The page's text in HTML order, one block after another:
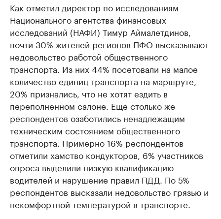
Как отметил директор по исследованиям
Национального агентства финансовых
исследований (НАФИ) Тимур Аймалетдинов,
почти 30% жителей регионов ПФО высказывают
недовольство работой общественного
транспорта. Из них 44% посетовали на малое
количество единиц транспорта на маршруте,
20% признались, что не хотят ездить в
переполненном салоне. Еще столько же
респондентов озаботились ненадлежащим
техническим состоянием общественного
транспорта. Примерно 16% респондентов
отметили хамство кондукторов, 6% участников
опроса выделили низкую квалификацию
водителей и нарушение правил ПДД. По 5%
респондентов высказали недовольство грязью и
некомфортной температурой в транспорте.